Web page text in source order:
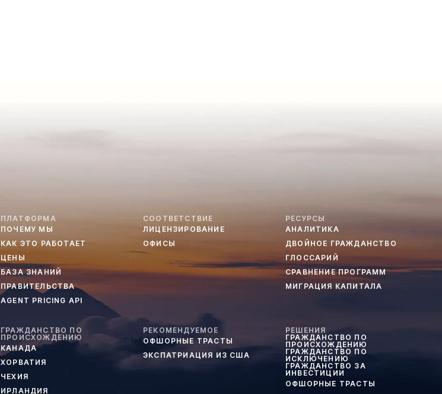
ПЛАТФОРМА
ПОЧЕМУ МЫ
КАК ЭТО РАБОТАЕТ
ЦЕНЫ
БАЗА ЗНАНИЙ
ПРАВИТЕЛЬСТВА
AGENT PRICING API
СООТВЕТСТВИЕ
ЛИЦЕНЗИРОВАНИЕ
ОФИСЫ
РЕСУРСЫ
АНАЛИТИКА
ДВОЙНОЕ ГРАЖДАНСТВО
ГЛОССАРИЙ
СРАВНЕНИЕ ПРОГРАММ
МИГРАЦИЯ КАПИТАЛА
ГРАЖДАНСТВО ПО
ПРОИСХОЖДЕНИЮ
КАНАДА
ХОРВАТИЯ
ЧЕХИЯ
ИРЛАНДИЯ
РЕКОМЕНДУЕМОЕ
ОФШОРНЫЕ ТРАСТЫ
ЭКСПАТРИАЦИЯ ИЗ США
РЕШЕНИЯ
ГРАЖДАНСТВО ПО
ПРОИСХОЖДЕНИЮ
ГРАЖДАНСТВО ПО
ИСКЛЮЧЕНИЮ
ГРАЖДАНСТВО ЗА
ИНВЕСТИЦИИ
ОФШОРНЫЕ ТРАСТЫ